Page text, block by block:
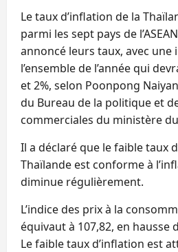
Le taux d’inflation de la
parmi les sept pays de
annoncé leurs taux, avec
l’ensemble de l’année qui
et 2%, selon Poonpong
du Bureau de la politique et
commerciales du ministère
Il a déclaré que le faible taux
Thaïlande est conforme à
diminue régulièrement.
L’indice des prix à la
équivaut à 107,82, en hausse
Le faible taux d’inflation est